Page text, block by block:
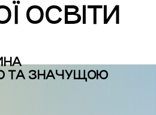
ОСВІТИ
ТА ЗНАЧУЩОЮ